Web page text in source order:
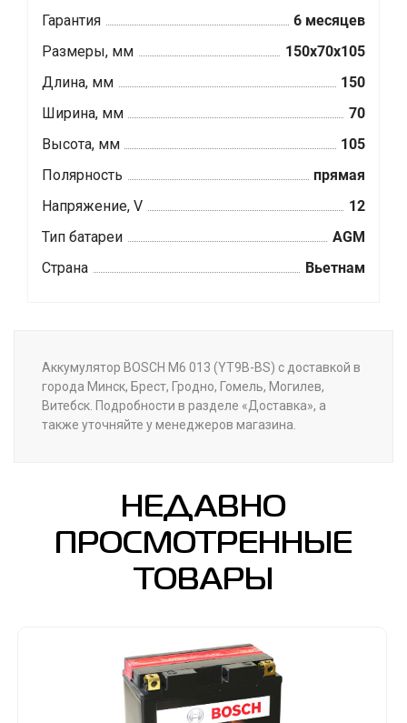
Гарантия
6 месяцев
Размеры, мм
150x70x105
Длина, мм
150
Ширина, мм
70
Высота, мм
105
Полярность
прямая
Напряжение, V
12
Тип батареи
AGM
Страна
Вьетнам
Аккумулятор BOSCH M6 013 (YT9B-BS) с доставкой в
города Минск, Брест, Гродно, Гомель, Могилев,
Витебск. Подробности в разделе «Доставка», а
также уточняйте у менеджеров магазина.
НЕДАВНО
ПРОСМОТРЕННЫЕ
ТОВАРЫ